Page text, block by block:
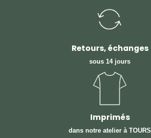
Retours, échanges
sous 14 jours
Imprimés
dans notre atelier à TOURS